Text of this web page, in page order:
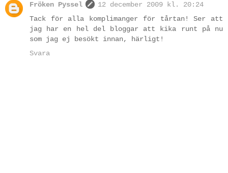
Fröken Pyssel
12 december 2009 kl. 20:24
Tack för alla komplimanger för tårtan! Ser att
jag har en hel del bloggar att kika runt på nu
som jag ej besökt innan, härligt!
Svara